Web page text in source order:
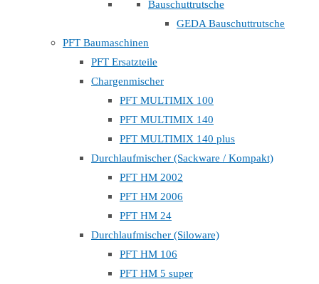
Bauschuttrutsche
GEDA Bauschuttrutsche
PFT Baumaschinen
PFT Ersatzteile
Chargenmischer
PFT MULTIMIX 100
PFT MULTIMIX 140
PFT MULTIMIX 140 plus
Durchlaufmischer (Sackware / Kompakt)
PFT HM 2002
PFT HM 2006
PFT HM 24
Durchlaufmischer (Siloware)
PFT HM 106
PFT HM 5 super